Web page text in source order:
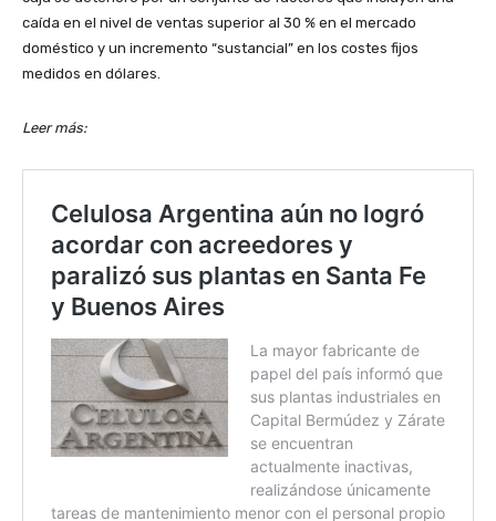
caída en el nivel de ventas superior al 30 % en el mercado
doméstico y un incremento “sustancial” en los costes fijos
medidos en dólares.
Leer más: